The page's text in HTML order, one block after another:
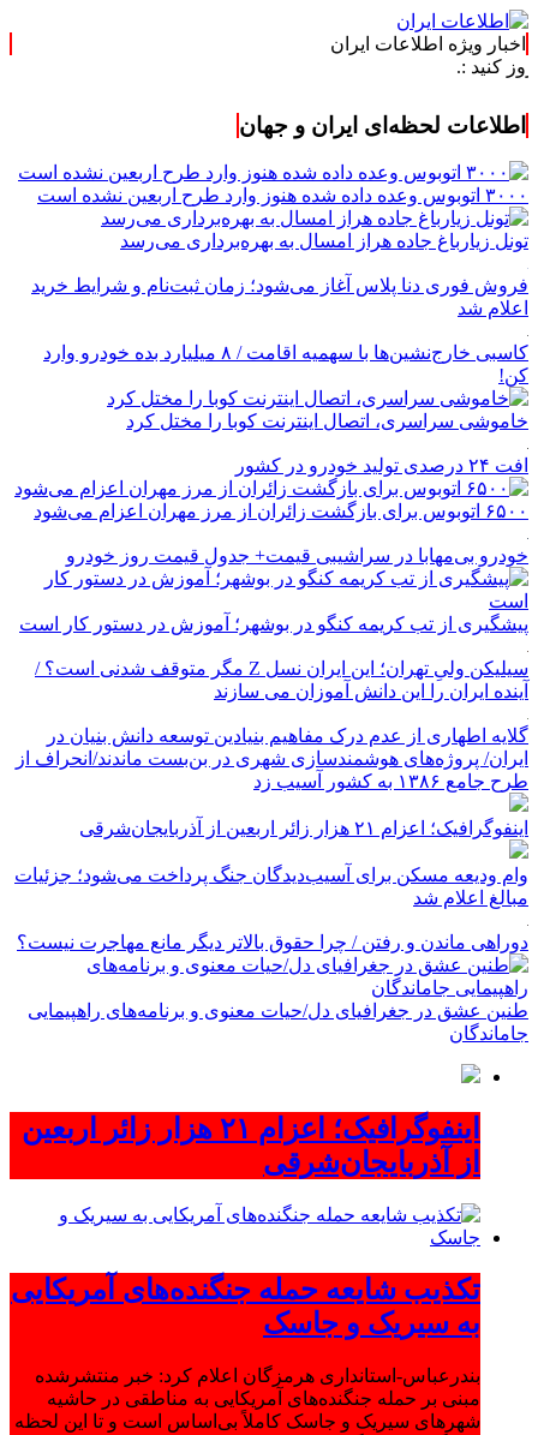
اخبار ویژه اطلاعات ایران
اطلاعات لحظه‌ای ایران و جهان
۳۰۰۰ اتوبوس وعده داده شده هنوز وارد طرح اربعین نشده است
تونل زیارباغ جاده هراز امسال به بهره‌برداری می‌رسد
فروش فوری دنا پلاس آغاز می‌شود؛ زمان ثبت‌نام و شرایط خرید
اعلام شد
کاسبی خارج‌نشین‌ها با سهمیه اقامت / ۸ میلیارد بده خودرو وارد
کن!
خاموشی سراسری، اتصال اینترنت کوبا را مختل کرد
افت ۲۴ درصدی تولید خودرو در کشور
۶۵۰۰ اتوبوس برای بازگشت زائران از مرز مهران اعزام می‌شود
خودرو بی‌مهابا در سراشیبی قیمت+ جدول قیمت روز خودرو
پیشگیری از تب کریمه کنگو در بوشهر؛ آموزش در دستور کار است
سیلیکن ولیِ تهران؛ این ایران نسل Z مگر متوقف شدنی است؟ /
آینده ایران را این دانش آموزان می سازند
گلایه اطهاری از عدم درک مفاهیم بنیادین توسعه دانش بنیان در
ایران/ پروژه‌های هوشمندسازی شهری در بن‌بست ماندند/انحراف از
طرح جامع ۱۳۸۶ به کشور آسیب زد
اینفوگرافیک؛ اعزام ۲۱ هزار زائر اربعین از آذربایجان‌شرقی
وام ودیعه مسکن برای آسیب‌دیدگان جنگ پرداخت می‌شود؛ جزئیات
مبالغ اعلام شد
دوراهی ماندن و رفتن / چرا حقوق بالاتر دیگر مانع مهاجرت نیست؟
طنین عشق در جغرافیای دل/حیات معنوی و برنامه‌های راهپیمایی
جاماندگان
اینفوگرافیک؛ اعزام ۲۱ هزار زائر اربعین
از آذربایجان‌شرقی
تکذیب شایعه حمله جنگنده‌های آمریکایی
به سیریک و جاسک
بندرعباس-استانداری هرمزگان اعلام کرد: خبر منتشرشده
مبنی بر حمله جنگنده‌های آمریکایی به مناطقی در حاشیه
شهرهای سیریک و جاسک کاملاً بی‌اساس است و تا این لحظه